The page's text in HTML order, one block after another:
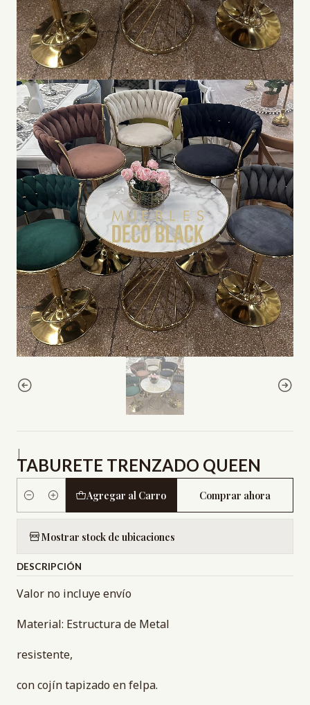
|
TABURETE TRENZADO QUEEN
Cantidad
Agregar al Carro Comprar ahora
Mostrar stock de ubicaciones
DESCRIPCIÓN
Valor no incluye envío
Material: Estructura de Metal
resistente,
con cojín tapizado en felpa.